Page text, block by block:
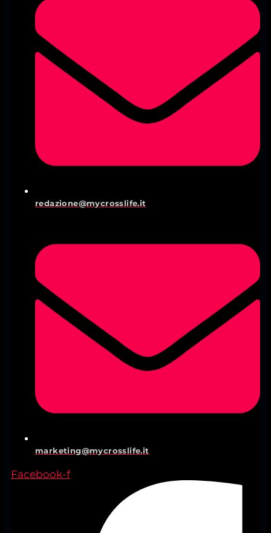
redazione@mycrosslife.it
marketing@mycrosslife.it
Facebook-f